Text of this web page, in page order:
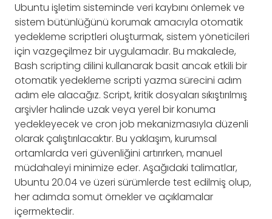
Ubuntu işletim sisteminde veri kaybını önlemek ve
sistem bütünlüğünü korumak amacıyla otomatik
yedekleme scriptleri oluşturmak, sistem yöneticileri
için vazgeçilmez bir uygulamadır. Bu makalede,
Bash scripting dilini kullanarak basit ancak etkili bir
otomatik yedekleme scripti yazma sürecini adım
adım ele alacağız. Script, kritik dosyaları sıkıştırılmış
arşivler halinde uzak veya yerel bir konuma
yedekleyecek ve cron job mekanizmasıyla düzenli
olarak çalıştırılacaktır. Bu yaklaşım, kurumsal
ortamlarda veri güvenliğini artırırken, manuel
müdahaleyi minimize eder. Aşağıdaki talimatlar,
Ubuntu 20.04 ve üzeri sürümlerde test edilmiş olup,
her adımda somut örnekler ve açıklamalar
içermektedir.